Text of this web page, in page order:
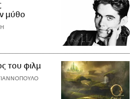
μύθο
του φιλμ